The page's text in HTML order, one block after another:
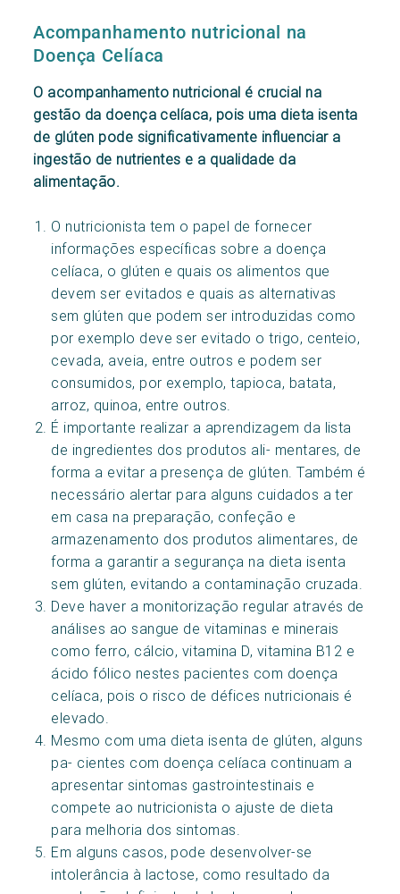
Acompanhamento nutricional na
Doença Celíaca
O acompanhamento nutricional é crucial na
gestão da doença celíaca, pois uma dieta isenta
de glúten pode significativamente influenciar a
ingestão de nutrientes e a qualidade da
alimentação.
O nutricionista tem o papel de fornecer
informações específicas sobre a doença
celíaca, o glúten e quais os alimentos que
devem ser evitados e quais as alternativas
sem glúten que podem ser introduzidas como
por exemplo deve ser evitado o trigo, centeio,
cevada, aveia, entre outros e podem ser
consumidos, por exemplo, tapioca, batata,
arroz, quinoa, entre outros.
É importante realizar a aprendizagem da lista
de ingredientes dos produtos ali- mentares, de
forma a evitar a presença de glúten. Também é
necessário alertar para alguns cuidados a ter
em casa na preparação, confeção e
armazenamento dos produtos alimentares, de
forma a garantir a segurança na dieta isenta
sem glúten, evitando a contaminação cruzada.
Deve haver a monitorização regular através de
análises ao sangue de vitaminas e minerais
como ferro, cálcio, vitamina D, vitamina B12 e
ácido fólico nestes pacientes com doença
celíaca, pois o risco de défices nutricionais é
elevado.
Mesmo com uma dieta isenta de glúten, alguns
pa- cientes com doença celíaca continuam a
apresentar sintomas gastrointestinais e
compete ao nutricionista o ajuste de dieta
para melhoria dos sintomas.
Em alguns casos, pode desenvolver-se
intolerância à lactose, como resultado da